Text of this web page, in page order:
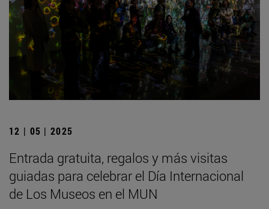
12 | 05 | 2025
Entrada gratuita, regalos y más visitas
guiadas para celebrar el Día Internacional
de Los Museos en el MUN